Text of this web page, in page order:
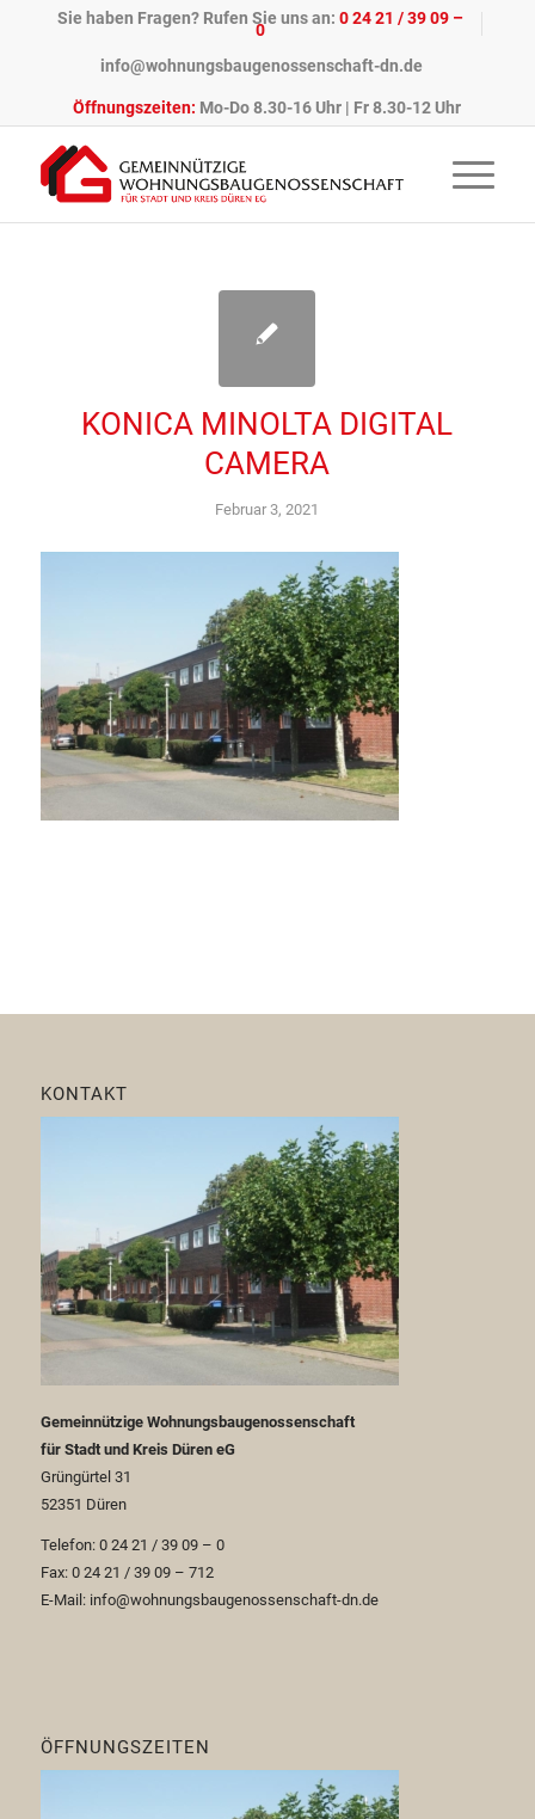
Sie haben Fragen? Rufen Sie uns an:0 24 21 / 39 09 –
0
info@wohnungsbaugenossenschaft-dn.de
Öffnungszeiten: Mo-Do 8.30-16 Uhr | Fr 8.30-12 Uhr
KONICA MINOLTA DIGITAL
CAMERA
Februar 3, 2021
KONTAKT
Gemeinnützige Wohnungsbaugenossenschaft
für Stadt und Kreis Düren eG
Grüngürtel 31
52351 Düren
Telefon: 0 24 21 / 39 09 – 0
Fax: 0 24 21 / 39 09 – 712
E-Mail: info@wohnungsbaugenossenschaft-dn.de
ÖFFNUNGSZEITEN